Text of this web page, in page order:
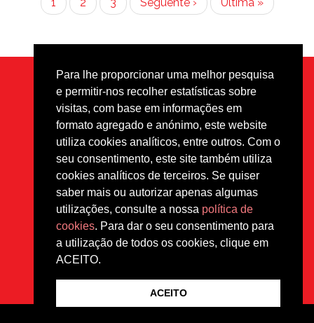
Para lhe proporcionar uma melhor pesquisa
e permitir-nos recolher estatísticas sobre
visitas, com base em informações em
formato agregado e anónimo, este website
utiliza cookies analíticos, entre outros. Com o
seu consentimento, este site também utiliza
cookies analíticos de terceiros. Se quiser
saber mais ou autorizar apenas algumas
utilizações, consulte a nossa política de
cookies. Para dar o seu consentimento para
a utilização de todos os cookies, clique em
ACEITO.
ACEITO
atual
página
página
Footer
Privacidade
Disclaimer
Todos os materiais estão
protegidos por direitos de autor
sob a licença Creative Commons
CC BY-NC-ND.